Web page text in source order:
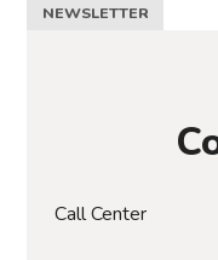
NEWSLETTER
Call Center